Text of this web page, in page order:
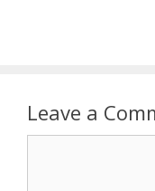
Leave a